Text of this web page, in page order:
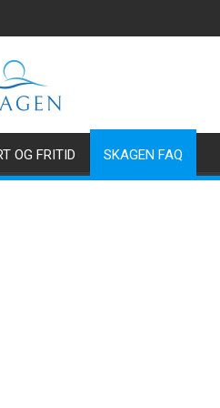
OG FRITID SKAGEN FAQ